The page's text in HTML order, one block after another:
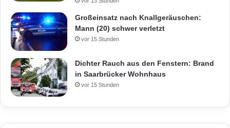
Großeinsatz nach Knallgeräuschen:
Mann (20) schwer verletzt
vor 15 Stunden
Dichter Rauch aus den Fenstern: Brand
in Saarbrücker Wohnhaus
vor 15 Stunden